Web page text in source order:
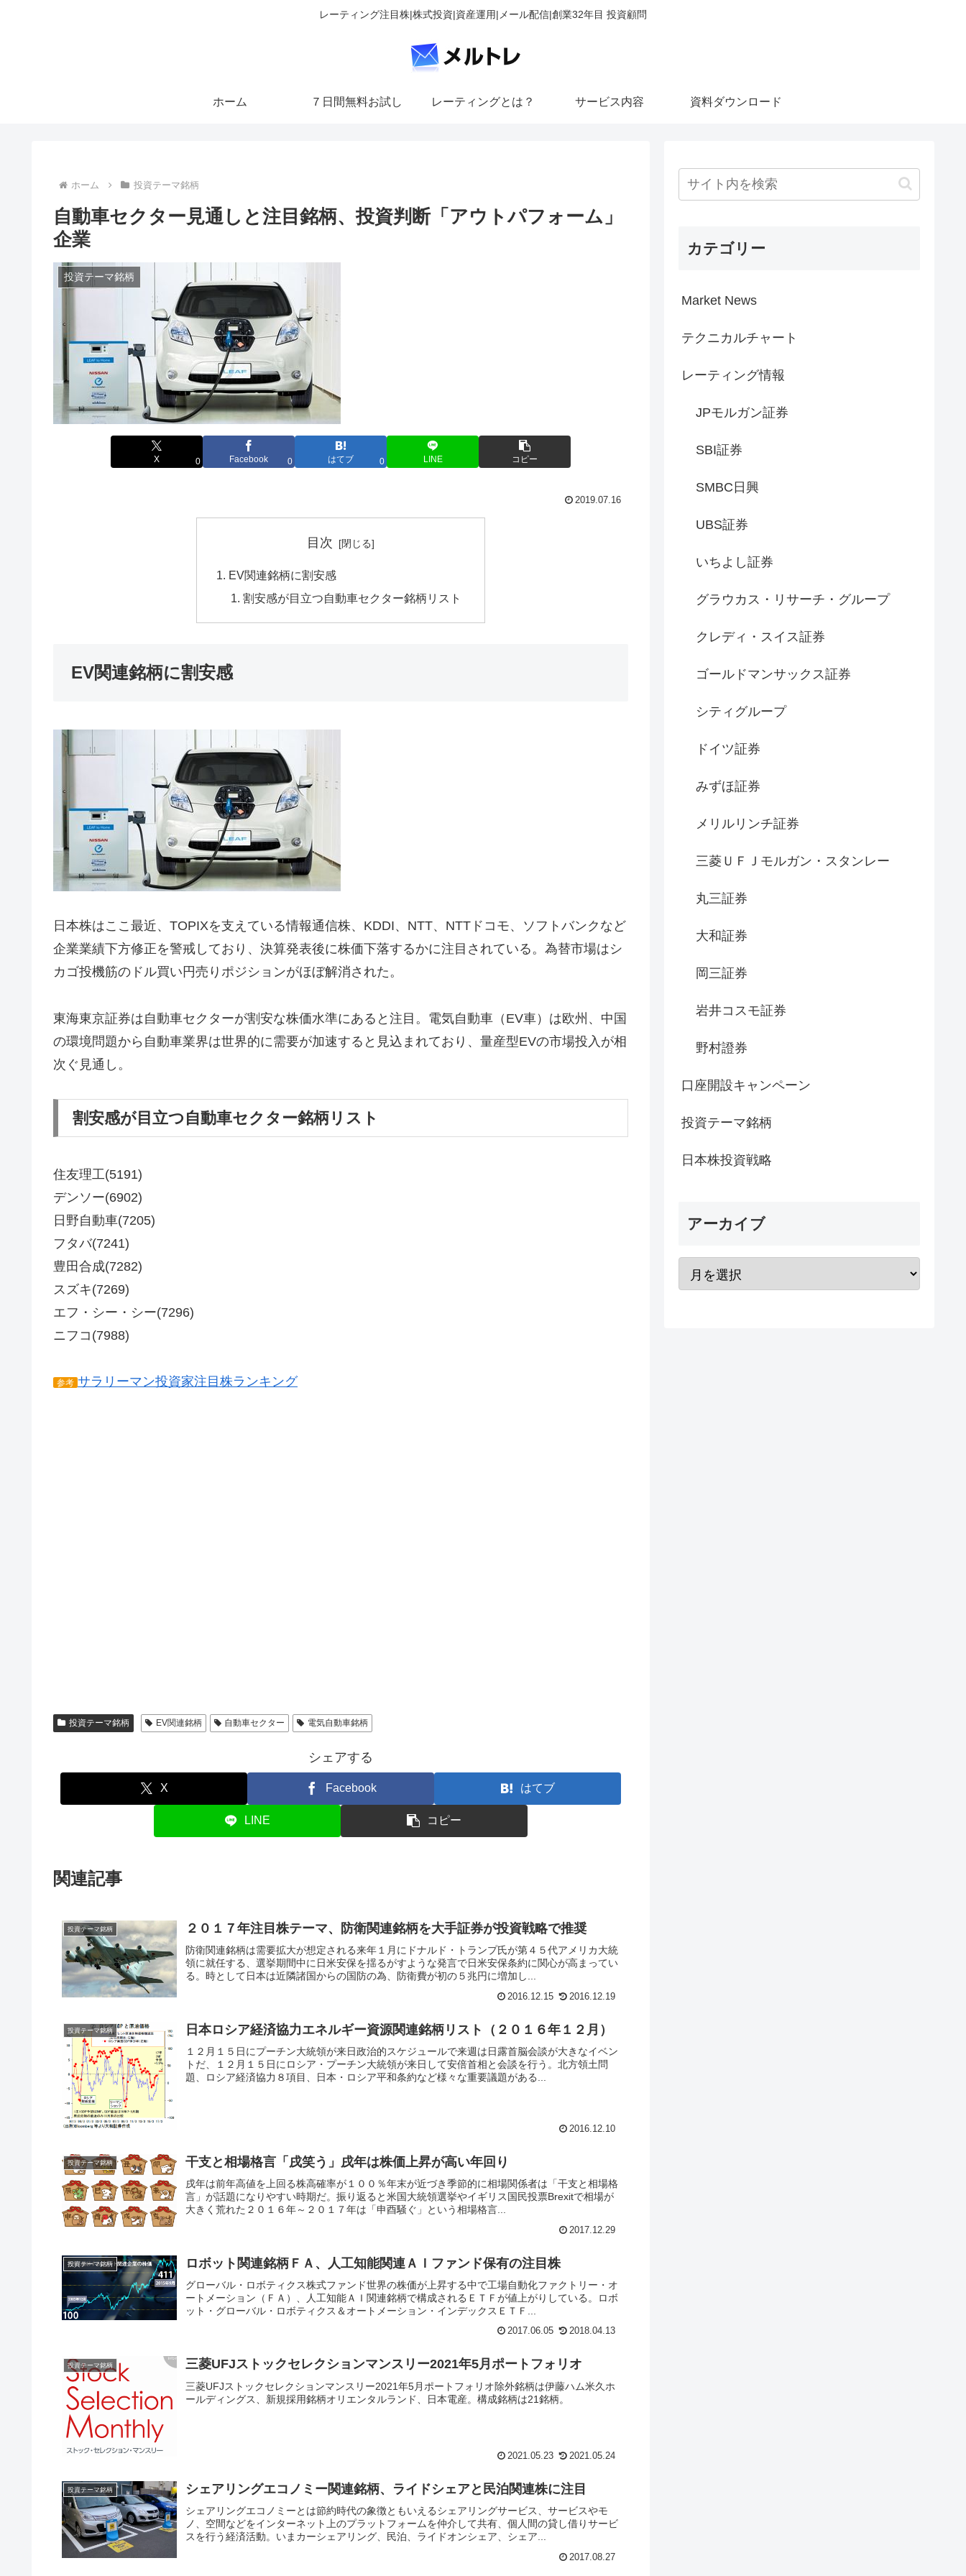
レーティング注目株|株式投資|資産運用|メール配信|創業32年目 投資顧問
ホーム ７日間無料お試し レーティングとは？ サービス内容 資料ダウンロード
ホーム 投資テーマ銘柄
自動車セクター見通しと注目銘柄、投資判断「アウトパフォーム」
企業
投資テーマ銘柄
X 0 Facebook 0 はてブ 0 LINE コピー
2019.07.16
目次
EV関連銘柄に割安感
割安感が目立つ自動車セクター銘柄リスト
EV関連銘柄に割安感
日本株はここ最近、TOPIXを支えている情報通信株、KDDI、NTT、NTTドコモ、ソフトバンクなど
企業業績下方修正を警戒しており、決算発表後に株価下落するかに注目されている。為替市場はシ
カゴ投機筋のドル買い円売りポジションがほぼ解消された。
東海東京証券は自動車セクターが割安な株価水準にあると注目。電気自動車（EV車）は欧州、中国
の環境問題から自動車業界は世界的に需要が加速すると見込まれており、量産型EVの市場投入が相
次ぐ見通し。
割安感が目立つ自動車セクター銘柄リスト
住友理工(5191)
デンソー(6902)
日野自動車(7205)
フタバ(7241)
豊田合成(7282)
スズキ(7269)
エフ・シー・シー(7296)
ニフコ(7988)
参考 サラリーマン投資家注目株ランキング
投資テーマ銘柄 EV関連銘柄 自動車セクター 電気自動車銘柄
シェアする
X Facebook はてブ
LINE コピー
関連記事
投資テーマ銘柄 ２０１７年注目株テーマ、防衛関連銘柄を大手証券が投資戦略で推奨
防衛関連銘柄は需要拡大が想定される来年１月にドナルド・トランプ氏が第４５代アメリカ大統
領に就任する、選挙期間中に日米安保を揺るがすような発言で日米安保条約に関心が高まってい
る。時として日本は近隣諸国からの国防の為、防衛費が初の５兆円に増加し...
2016.12.15 2016.12.19
投資テーマ銘柄 日本ロシア経済協力エネルギー資源関連銘柄リスト（２０１６年１２月）
１２月１５日にプーチン大統領が来日政治的スケジュールで来週は日露首脳会談が大きなイベン
トだ、１２月１５日にロシア・プーチン大統領が来日して安倍首相と会談を行う。北方領土問
題、ロシア経済協力８項目、日本・ロシア平和条約など様々な重要議題がある...
2016.12.10
投資テーマ銘柄 干支と相場格言「戌笑う」戌年は株価上昇が高い年回り
戌年は前年高値を上回る株高確率が１００％年末が近づき季節的に相場関係者は「干支と相場格
言」が話題になりやすい時期だ。振り返ると米国大統領選挙やイギリス国民投票Brexitで相場が
大きく荒れた２０１６年～２０１７年は「申酉騒ぐ」という相場格言...
2017.12.29
投資テーマ銘柄 ロボット関連銘柄ＦＡ、人工知能関連ＡＩファンド保有の注目株
グローバル・ロボティクス株式ファンド世界の株価が上昇する中で工場自動化ファクトリー・オ
ートメーション（ＦＡ）、人工知能ＡＩ関連銘柄で構成されるＥＴＦが値上がりしている。ロボ
ット・グローバル・ロボティクス＆オートメーション・インデックスＥＴＦ...
2017.06.05 2018.04.13
投資テーマ銘柄 三菱UFJストックセレクションマンスリー2021年5月ポートフォリオ
三菱UFJストックセレクションマンスリー2021年5月ポートフォリオ除外銘柄は伊藤ハム米久ホ
ールディングス、新規採用銘柄オリエンタルランド、日本電産。構成銘柄は21銘柄。
2021.05.23 2021.05.24
投資テーマ銘柄 シェアリングエコノミー関連銘柄、ライドシェアと民泊関連株に注目
シェアリングエコノミーとは節約時代の象徴ともいえるシェアリングサービス、サービスやモ
ノ、空間などをインターネット上のプラットフォームを仲介して共有、個人間の貸し借りサービ
スを行う経済活動。いまカーシェアリング、民泊、ライドオンシェア、シェア...
2017.08.27
カテゴリー
Market News
テクニカルチャート
レーティング情報
JPモルガン証券
SBI証券
SMBC日興
UBS証券
いちよし証券
グラウカス・リサーチ・グループ
クレディ・スイス証券
ゴールドマンサックス証券
シティグループ
ドイツ証券
みずほ証券
メリルリンチ証券
三菱ＵＦＪモルガン・スタンレー
丸三証券
大和証券
岡三証券
岩井コスモ証券
野村證券
口座開設キャンペーン
投資テーマ銘柄
日本株投資戦略
アーカイブ